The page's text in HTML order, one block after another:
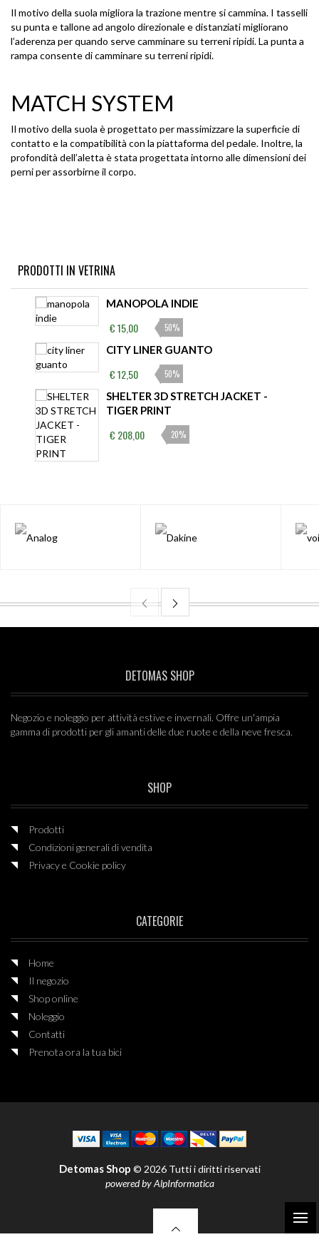
Il motivo della suola migliora la trazione mentre si cammina. I tasselli
su punta e tallone ad angolo direzionale e distanziati migliorano
l’aderenza per quando serve camminare su terreni ripidi. La punta a
rampa consente di camminare su terreni ripidi.
MATCH SYSTEM
Il motivo della suola è progettato per massimizzare la superficie di
contatto e la compatibilità con la piattaforma del pedale. Inoltre, la
profondità dell’aletta è stata progettata intorno alle dimensioni dei
perni per assorbirne il corpo.
PRODOTTI IN VETRINA
- CRÈME BRÛLÉE / DRESS BLUE
€ 48,00 40%
€ 11,00 50%
TRACK 700
€ 475,00
MANOPOLA INDIE
€ 15,00 50%
CITY LINER GUANTO
€ 12,50 50%
SHELTER 3D STRETCH JACKET -
TIGER PRINT
€ 208,00 20%
50%
INDIGO
CHRISSY LBR
DETOMAS SHOP
Negozio e noleggio per attività estive e invernali. Offre un'ampia
gamma di prodotti per gli amanti delle due ruote e della neve fresca.
SHOP
Prodotti
Condizioni generali di vendita
Privacy e Cookie policy
CATEGORIE
Home
Il negozio
Shop online
Noleggio
Contatti
Prenota ora la tua bici
Detomas Shop © 2026 Tutti i diritti riservati
powered byAlpInformatica